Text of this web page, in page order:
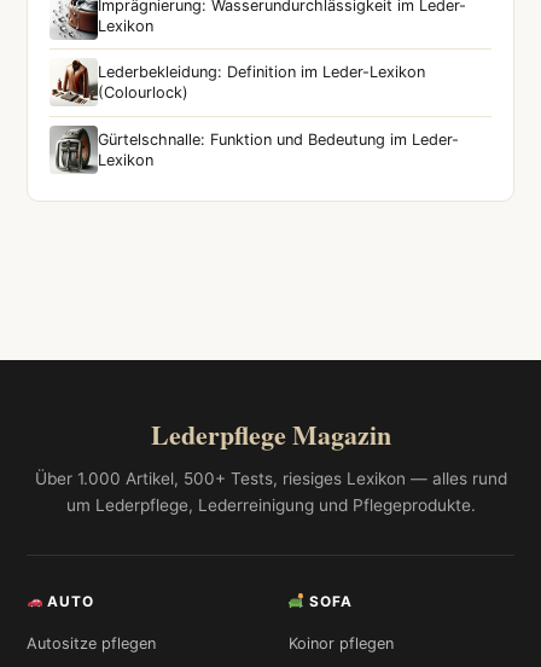
Imprägnierung: Wasserundurchlässigkeit im Leder-
Lexikon
Lederbekleidung: Definition im Leder-Lexikon
(Colourlock)
Gürtelschnalle: Funktion und Bedeutung im Leder-
Lexikon
Lederpflege Magazin
Über 1.000 Artikel, 500+ Tests, riesiges Lexikon — alles rund
um Lederpflege, Lederreinigung und Pflegeprodukte.
AUTO
Autositze pflegen
SOFA
Koinor pflegen